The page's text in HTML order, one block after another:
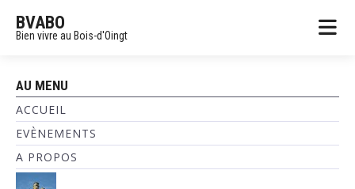
BVABO
Bien vivre au Bois-d'Oingt
AU MENU
ACCUEIL
EVÈNEMENTS
A PROPOS